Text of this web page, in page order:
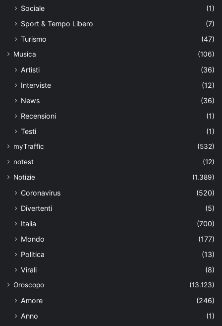
Sociale
(1)
Sport & Tempo Libero
(7)
Turismo
(47)
Musica (106)
Artisti
(36)
Interviste
(12)
News
(36)
Recensioni
(1)
Testi
(1)
myTraffic
(532)
notest
(12)
Notizie
(1.389)
Coronavirus
(520)
Divertenti
(5)
Italia
(700)
Mondo
(177)
Politica
(13)
Virali
(8)
Oroscopo (13.123)
Amore
(246)
Anno
(1)